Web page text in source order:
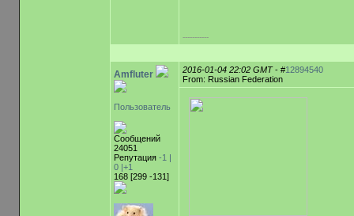
-----------
Amfluter
Пользователь
Сообщений
24051
Репутация -1 |
0 |+1
168 [299 -131]
2016-01-04 22:02 GMT- #12894540
From: Russian Federation